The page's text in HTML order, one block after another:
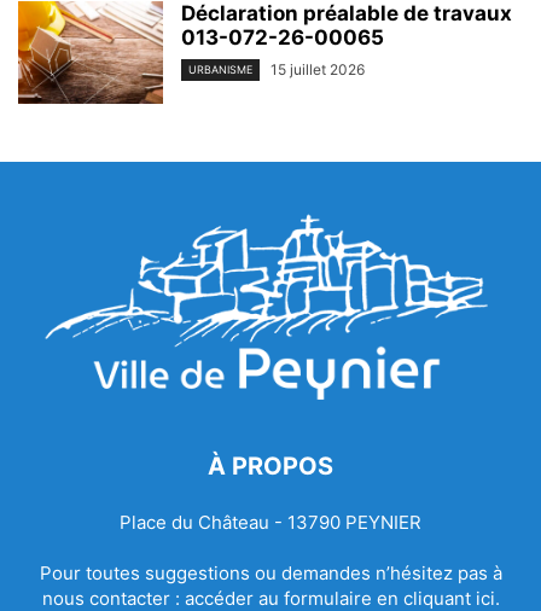
Déclaration préalable de travaux
013-072-26-00065
URBANISME 15 juillet 2026
À PROPOS
Place du Château - 13790 PEYNIER
Pour toutes suggestions ou demandes n’hésitez pas à
nous contacter : accéder au formulaire en cliquant ici.